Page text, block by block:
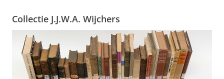
Collectie J.J.W.A. Wijchers